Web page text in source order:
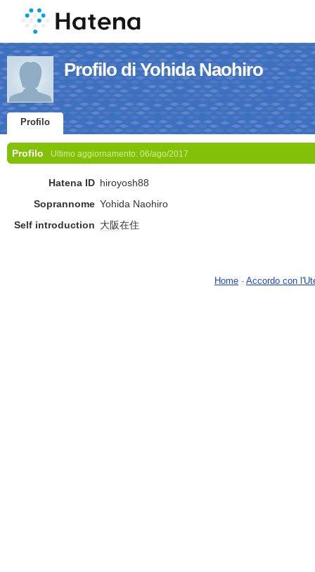
Profilo di Yohida Naohiro
Profilo
Profilo Ultimo aggiornamento: 06/ago/2017
Hatena ID hiroyosh88
Soprannome Yohida Naohiro
Self introduction 大阪在住
Home - Accordo con